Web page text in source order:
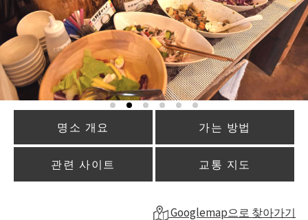
명소 개요 가는 방법
관련 사이트 교통 지도
Googlemap으로 찾아가기